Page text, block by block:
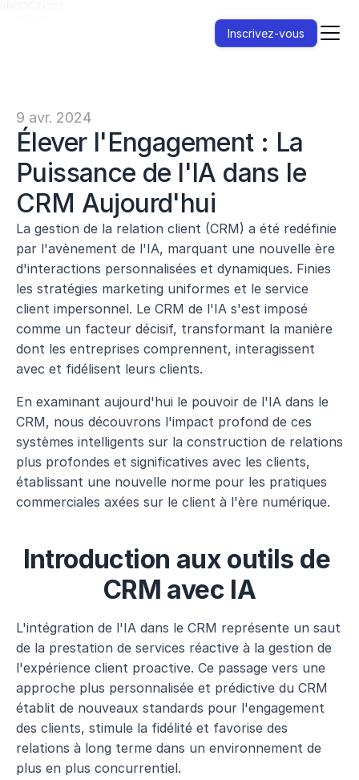
9 avr. 2024
Élever l'Engagement : La
Puissance de l'IA dans le
CRM Aujourd'hui
La gestion de la relation client (CRM) a été redéfinie
par l'avènement de l'IA, marquant une nouvelle ère
d'interactions personnalisées et dynamiques. Finies
les stratégies marketing uniformes et le service
client impersonnel. Le CRM de l'IA s'est imposé
comme un facteur décisif, transformant la manière
dont les entreprises comprennent, interagissent
avec et fidélisent leurs clients.
En examinant aujourd'hui le pouvoir de l'IA dans le
CRM, nous découvrons l'impact profond de ces
systèmes intelligents sur la construction de relations
plus profondes et significatives avec les clients,
établissant une nouvelle norme pour les pratiques
commerciales axées sur le client à l'ère numérique.
Introduction aux outils de
CRM avec IA
L'intégration de l'IA dans le CRM représente un saut
de la prestation de services réactive à la gestion de
l'expérience client proactive. Ce passage vers une
approche plus personnalisée et prédictive du CRM
établit de nouveaux standards pour l'engagement
des clients, stimule la fidélité et favorise des
relations à long terme dans un environnement de
plus en plus concurrentiel.
Inscrivez-vous